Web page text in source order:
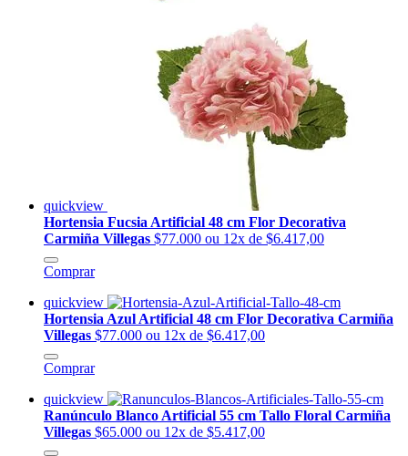
quickview
Hortensia Fucsia Artificial 48 cm Flor Decorativa
Carmiña Villegas $77.000 ou 12x de $6.417,00
Comprar
quickview
Hortensia Azul Artificial 48 cm Flor Decorativa Carmiña
Villegas $77.000 ou 12x de $6.417,00
Comprar
quickview
Ranúnculo Blanco Artificial 55 cm Tallo Floral Carmiña
Villegas $65.000 ou 12x de $5.417,00